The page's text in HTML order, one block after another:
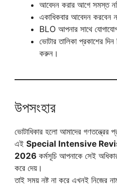
আবেদন করার আগে সমস্ত
একাধিকবার আবেদন করবেন
BLO আপনার সাথে
ভোটার তালিকা প্রকাশের
করুন।
উপসংহার
ভোটাধিকার হলো আমাদের গণতন্ত্রের
এই Special Intensive
2026 কর্মসূচি আপনাকে সেই
করে দেয়।
তাই সময় নষ্ট না করে এখনই নিজের